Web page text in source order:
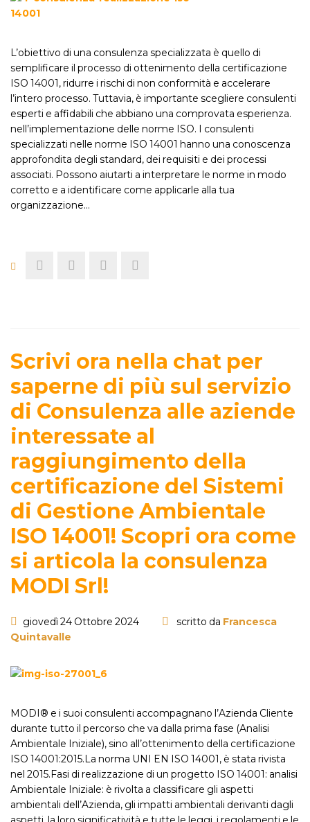
L’obiettivo di una consulenza specializzata è quello di
semplificare il processo di ottenimento della certificazione
ISO 14001, ridurre i rischi di non conformità e accelerare
l’intero processo. Tuttavia, è importante scegliere consulenti
esperti e affidabili che abbiano una comprovata esperienza.
nell’implementazione delle norme ISO. I consulenti
specializzati nelle norme ISO 14001 hanno una conoscenza
approfondita degli standard, dei requisiti e dei processi
associati. Possono aiutarti a interpretare le norme in modo
corretto e a identificare come applicarle alla tua
organizzazione…
Scrivi ora nella chat per
saperne di più sul servizio
di Consulenza alle aziende
interessate al
raggiungimento della
certificazione del Sistemi
di Gestione Ambientale
ISO 14001! Scopri ora come
si articola la consulenza
MODI Srl!
giovedì 24 Ottobre 2024 scritto da Francesca
Quintavalle
MODI® e i suoi consulenti accompagnano l’Azienda Cliente
durante tutto il percorso che va dalla prima fase (Analisi
Ambientale Iniziale), sino all’ottenimento della certificazione
ISO 14001:2015.La norma UNI EN ISO 14001, è stata rivista
nel 2015.Fasi di realizzazione di un progetto ISO 14001: analisi
Ambientale Iniziale: è rivolta a classificare gli aspetti
ambientali dell’Azienda, gli impatti ambientali derivanti dagli